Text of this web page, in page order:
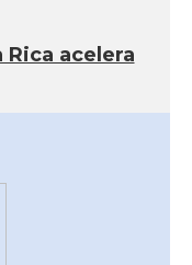
Rica acelera